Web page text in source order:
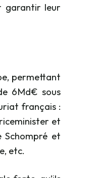
garantir leur
permettant
6Md€ sous
français :
et
Schompré et
etc.